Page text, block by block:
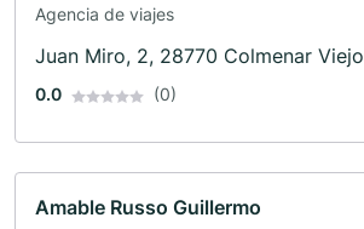
Agencia de viajes
Juan Miro, 2, 28770 Colmenar Viejo
0.0 (0)
Amable Russo Guillermo